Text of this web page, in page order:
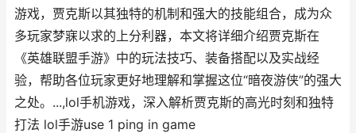
游戏，贾克斯以其独特的机制和强大的技能组合，成为众
多玩家梦寐以求的上分利器，本文将详细介绍贾克斯在
《英雄联盟手游》中的玩法技巧、装备搭配以及实战经
验，帮助各位玩家更好地理解和掌握这位“暗夜游侠”的强大
之处。...,lol手机游戏，深入解析贾克斯的高光时刻和独特
打法 lol手游use 1 ping in game